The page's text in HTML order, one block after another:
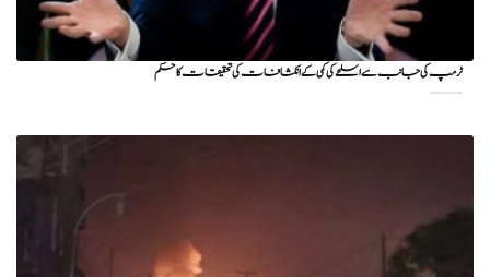
ٹرمپ کی جانب سے اسلحے کی کمی کے انکشافات کی تحقیقات کا حکم